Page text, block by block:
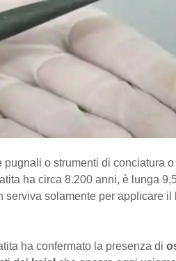
pugnali o strumenti di conciatura
ha circa 8.200 anni, è lunga
serviva solamente per applicare il
ha confermato la presenza di